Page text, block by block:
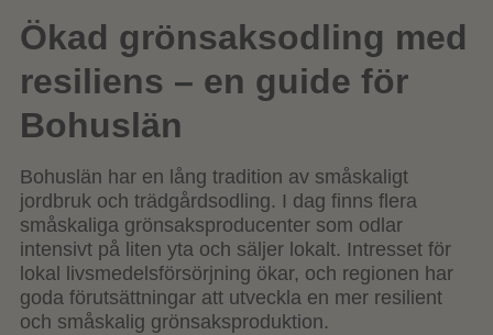
Ökad grönsaksodling med
resiliens – en guide för
Bohuslän
Bohuslän har en lång tradition av småskaligt
jordbruk och trädgårdsodling. I dag finns flera
småskaliga grönsaksproducenter som odlar
intensivt på liten yta och säljer lokalt. Intresset för
lokal livsmedelsförsörjning ökar, och regionen har
goda förutsättningar att utveckla en mer resilient
och småskalig grönsaksproduktion.